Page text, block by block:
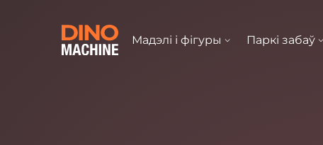
Мадэлі і фігуры Паркі забаў